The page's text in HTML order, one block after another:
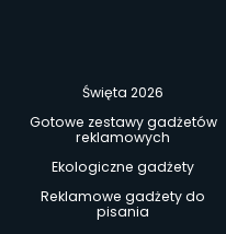
Święta 2026
Gotowe zestawy gadżetów
reklamowych
Ekologiczne gadżety
Reklamowe gadżety do
pisania